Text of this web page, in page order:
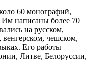
60 монографий,
Им написаны более 70
на русском,
венгерском, чешском,
Его работы
Литве, Белоруссии,